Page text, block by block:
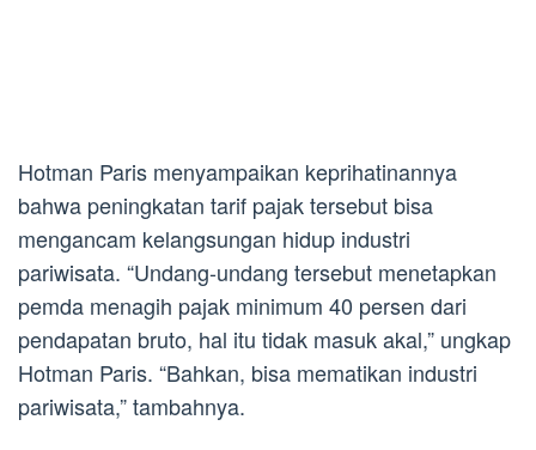
Hotman Paris menyampaikan keprihatinannya
bahwa peningkatan tarif pajak tersebut bisa
mengancam kelangsungan hidup industri
pariwisata. “Undang-undang tersebut menetapkan
pemda menagih pajak minimum 40 persen dari
pendapatan bruto, hal itu tidak masuk akal,” ungkap
Hotman Paris. “Bahkan, bisa mematikan industri
pariwisata,” tambahnya.